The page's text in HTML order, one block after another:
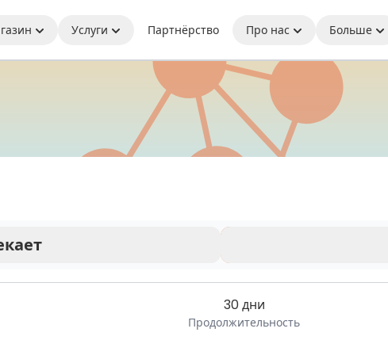
Услуги Партнёрство Про нас Больше
на связи где бы вы ни находились
времени.
30 дни
Продолжительность